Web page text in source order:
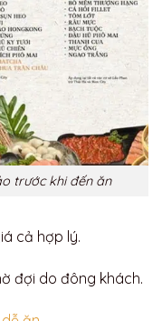
trước khi đến ăn
cả hợp lý.
đợi do đông khách.